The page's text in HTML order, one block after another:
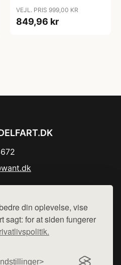
din oplevelse, vise
sagt: for at siden fungerer
Indstillinger
VEJL. PRIS 999,00 KR
849,96 kr
- vi henviser til de shops,